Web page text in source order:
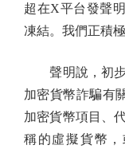
超在X平台發聲
凍結。我們正積
聲明說，初步
加密貨幣詐騙有
加密貨幣項目、
稱的虛擬貨幣